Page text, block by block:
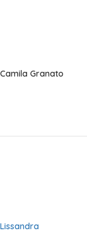
Camila Granato
Lissandra